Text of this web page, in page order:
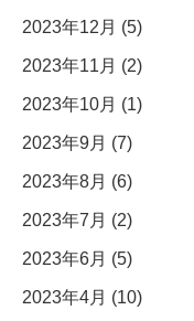
2023年12月 (5)
2023年11月 (2)
2023年10月 (1)
2023年9月 (7)
2023年8月 (6)
2023年7月 (2)
2023年6月 (5)
2023年4月 (10)